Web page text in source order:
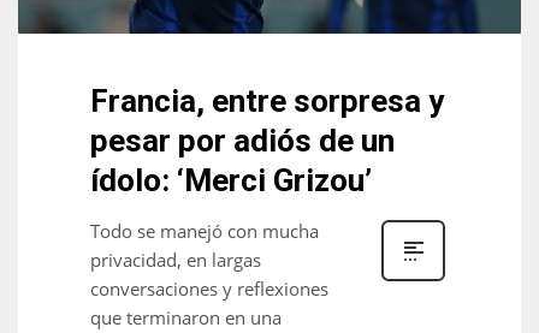
NYG
Francia, entre sorpresa y
pesar por adiós de un
ídolo: ‘Merci Grizou’
Todo se manejó con mucha
privacidad, en largas
conversaciones y reflexiones
que terminaron en una